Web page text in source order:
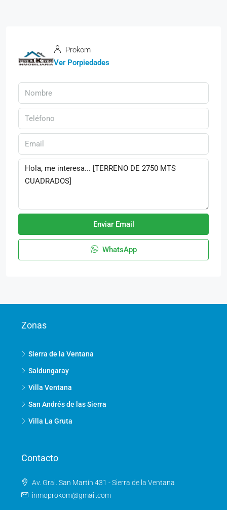
Prokom
Ver Porpiedades
Enviar Email
WhatsApp
Zonas
Sierra de la Ventana
Saldungaray
Villa Ventana
San Andrés de las Sierra
Villa La Gruta
Contacto
Av. Gral. San Martín 431 - Sierra de la Ventana
inmoprokom@gmail.com